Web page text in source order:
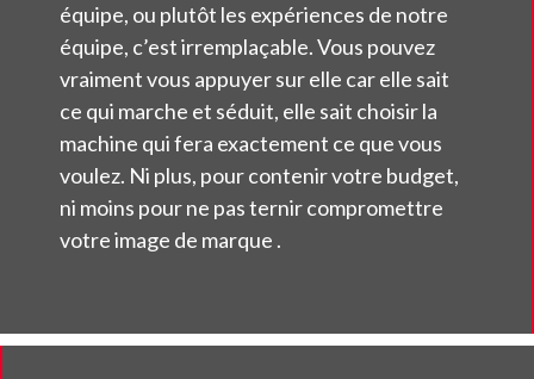
équipe, ou plutôt les expériences de notre
équipe, c’est irremplaçable. Vous pouvez
vraiment vous appuyer sur elle car elle sait
ce qui marche et séduit, elle sait choisir la
machine qui fera exactement ce que vous
voulez. Ni plus, pour contenir votre budget,
ni moins pour ne pas ternir compromettre
votre image de marque .